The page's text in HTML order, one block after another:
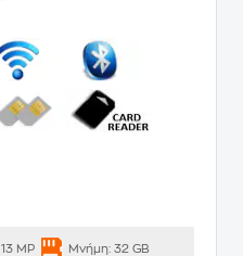
13 MP Μνήμη: 32 GB